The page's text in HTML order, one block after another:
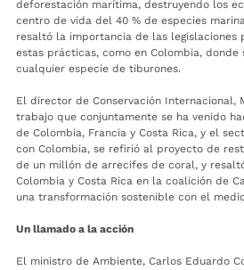
deforestación marítima, destruyendo los
centro de vida del 40 % de especies
resaltó la importancia de las legislaciones
estas prácticas, como en Colombia,
cualquier especie de tiburones.
El director de Conservación Internacional,
trabajo que conjuntamente se ha venido
de Colombia, Francia y Costa Rica, y el
con Colombia, se refirió al proyecto de
de un millón de arrecifes de coral, y
Colombia y Costa Rica en la coalición de
una transformación sostenible con el
Un llamado a la acción
El ministro de Ambiente, Carlos Eduardo